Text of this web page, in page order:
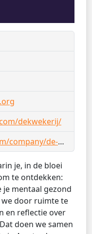
dekwekerij/
https://www.linkedin.com/company/de-kwekerij/
je, in de bloei
te ontdekken:
je mentaal gezond
door ruimte te
en reflectie over
doen we samen